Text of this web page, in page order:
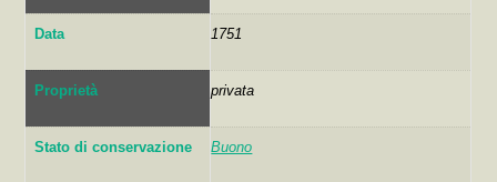
Data 1751
Proprietà privata
Stato di conservazione Buono